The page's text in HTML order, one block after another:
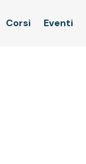
Corsi Eventi